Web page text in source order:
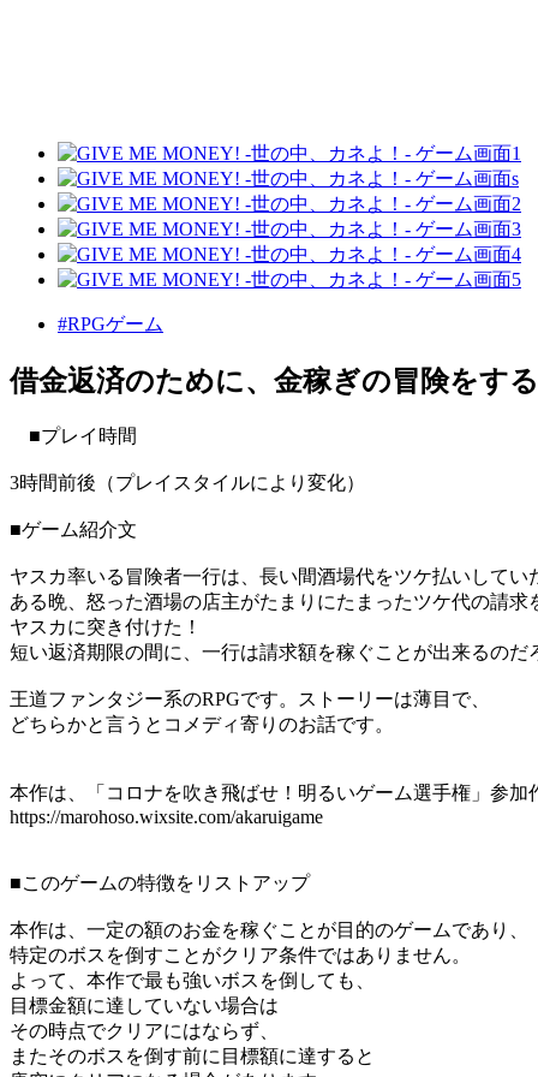
#RPGゲーム
借金返済のために、金稼ぎの冒険をす
■プレイ時間
3時間前後（プレイスタイルにより変化）
■ゲーム紹介文
ヤスカ率いる冒険者一行は、長い間酒場代をツケ払いしてい
ある晩、怒った酒場の店主がたまりにたまったツケ代の請求
ヤスカに突き付けた！
短い返済期限の間に、一行は請求額を稼ぐことが出来るの
王道ファンタジー系のRPGです。ストーリーは薄目で、
どちらかと言うとコメディ寄りのお話です。
本作は、「コロナを吹き飛ばせ！明るいゲーム選手権」参加
https://marohoso.wixsite.com/akaruigame
■このゲームの特徴をリストアップ
本作は、一定の額のお金を稼ぐことが目的のゲームであり、
特定のボスを倒すことがクリア条件ではありません。
よって、本作で最も強いボスを倒しても、
目標金額に達していない場合は
その時点でクリアにはならず、
またそのボスを倒す前に目標額に達すると